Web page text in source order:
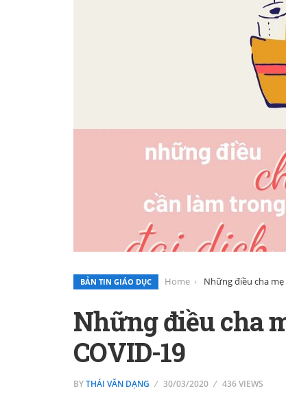
BẢN TIN GIÁO DỤC Home Những điều cha
Những điều cha
COVID-19
BYTHÁI VĂN DẠNG 30/03/2020 436 VIEWS